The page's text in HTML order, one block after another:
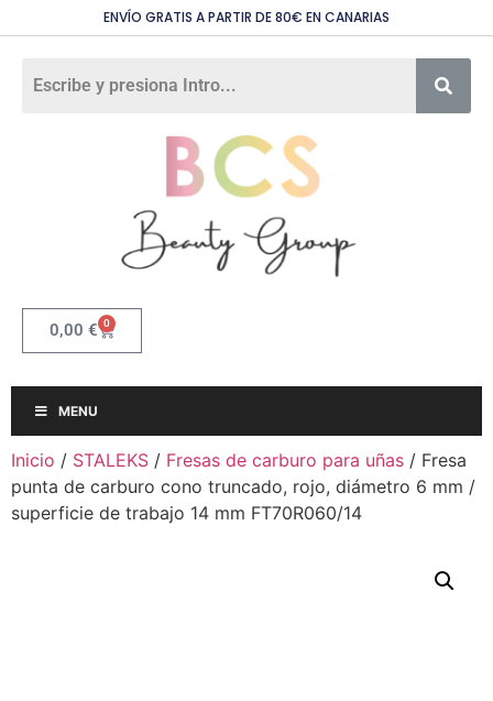
ENVÍO GRATIS A PARTIR DE 80€ EN CANARIAS
0,00 € 0
MENU
Inicio / STALEKS / Fresas de carburo para uñas / Fresa
punta de carburo cono truncado, rojo, diámetro 6 mm /
superficie de trabajo 14 mm FT70R060/14